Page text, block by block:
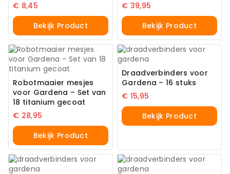
€ 8,45
Bekijk Product
€ 39,95
Bekijk Product
Robotmaaier mesjes
voor Gardena – Set van
18 titanium gecoat
€ 28,95
Bekijk Product
Draadverbinders voor
Gardena – 16 stuks
€ 15,95
Bekijk Product